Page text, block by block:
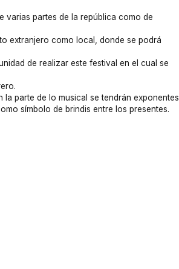
varias partes de la república como de
extranjero como local, donde se podrá
de realizar este festival en el cual se
parte de lo musical se tendrán exponentes
símbolo de brindis entre los presentes.